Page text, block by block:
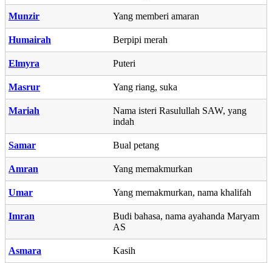
Munzir Yang memberi amaran
Humairah Berpipi merah
Elmyra Puteri
Masrur Yang riang, suka
Mariah
Nama isteri Rasulullah SAW, yang
indah
Samar Bual petang
Amran Yang memakmurkan
Umar Yang memakmurkan, nama khalifah
Imran
Budi bahasa, nama ayahanda Maryam
AS
Asmara Kasih